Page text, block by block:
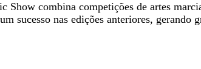
combina competições de artes
sucesso nas edições anteriores, gerando